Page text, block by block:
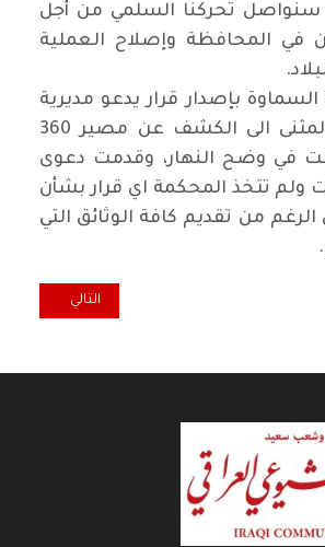
تحركنا السلمي من أجل
في المحافظة وإصلاح العملية
.
بإصدار قرار يدعو مديرية
توزيع كهرباء المثنى الى الكشف عن مصير 360
في وضح النهار، وقدمت دعوى
ولم تتخذ المحكمة اي قرار بشأن
من تقديم كافة الوثائق التي
.
و تقديرمن لجنة الاعلام المركزي للحزب للرفيق
المقال التالي:
التالي